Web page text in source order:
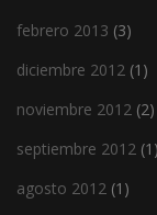
febrero 2013 (3)
diciembre 2012 (1)
noviembre 2012 (2)
septiembre 2012 (1)
agosto 2012 (1)